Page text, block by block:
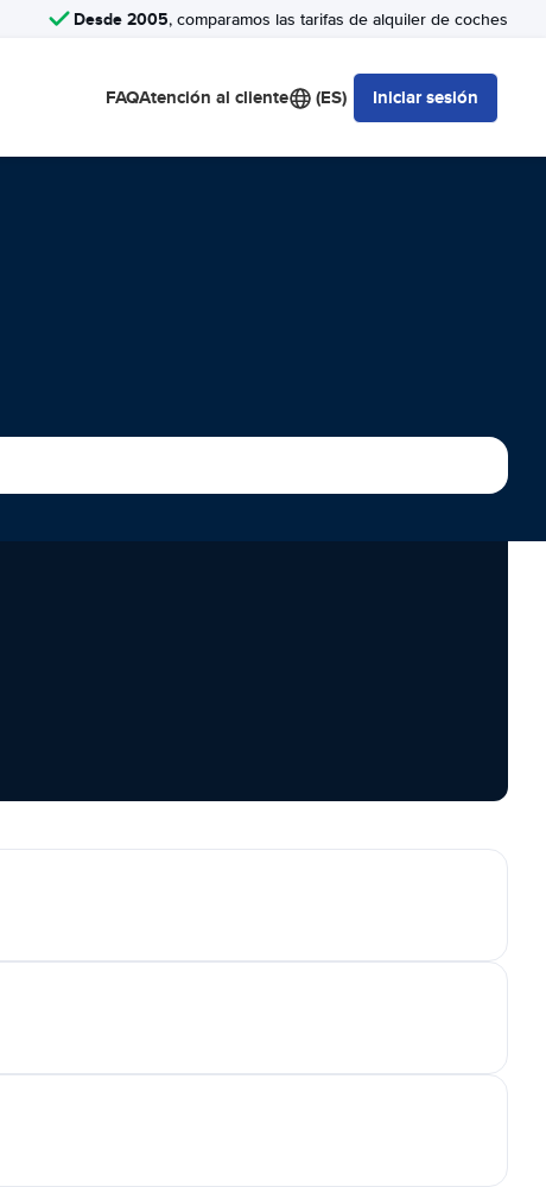
Desde 2005, comparamos las tarifas de alquiler de coches
FAQAtención al cliente (ES) Iniciar sesión